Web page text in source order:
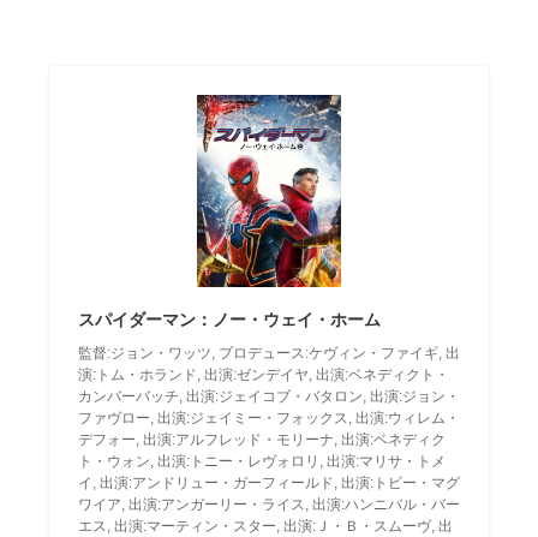
スパイダーマン：ノー・ウェイ・ホーム
監督:ジョン・ワッツ, プロデュース:ケヴィン・ファイギ, 出
演:トム・ホランド, 出演:ゼンデイヤ, 出演:ベネディクト・
カンバーバッチ, 出演:ジェイコブ・バタロン, 出演:ジョン・
ファヴロー, 出演:ジェイミー・フォックス, 出演:ウィレム・
デフォー, 出演:アルフレッド・モリーナ, 出演:ベネディク
ト・ウォン, 出演:トニー・レヴォロリ, 出演:マリサ・トメ
イ, 出演:アンドリュー・ガーフィールド, 出演:トビー・マグ
ワイア, 出演:アンガーリー・ライス, 出演:ハンニバル・バー
エス, 出演:マーティン・スター, 出演:Ｊ・Ｂ・スムーヴ, 出